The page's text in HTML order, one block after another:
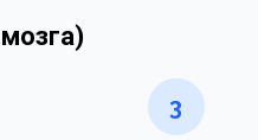
3